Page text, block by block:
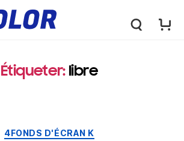
l
o
Étiqueter: libre
Catégories
4FONDS D'ÉCRAN K